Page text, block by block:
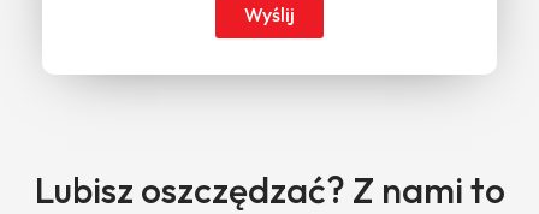
Wyślij
Lubisz oszczędzać? Z nami to